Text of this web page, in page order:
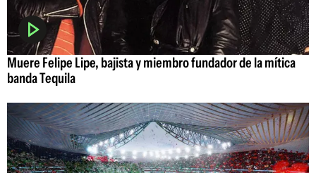
Muere Felipe Lipe, bajista y miembro fundador de la mítica
banda Tequila